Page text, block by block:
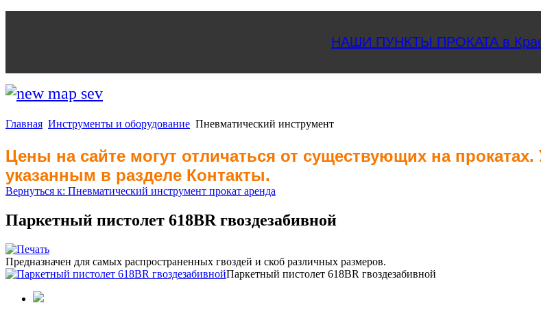
НАШИ ПУНКТЫ ПРОКАТА в
Главная Инструменты и оборудование Пневматический инструмент
Цены на сайте могут отличаться от существующих на
указанным в разделе Контакты.
Вернуться к: Пневматический инструмент прокат аренда
Паркетный пистолет 618BR гвоздезабивной
Предназначен для самых распространенных гвоздей и скоб различных размеров.
Паркетный пистолет 618BR гвоздезабивной